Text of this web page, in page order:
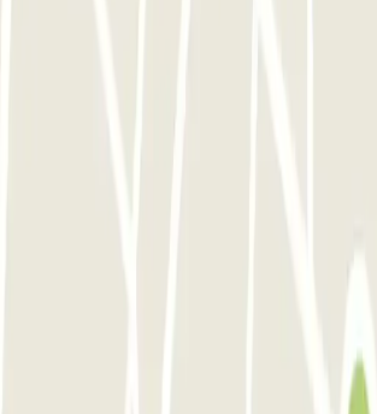
son muy muy justas, como mínimo eliminaría
los laterales y necesita algo mas de limpieza
comunes por el resto todo ok.
steil und dreckig - Zufahrt für große